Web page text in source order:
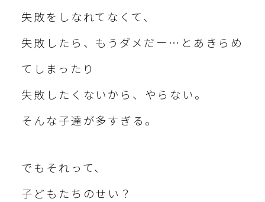
失敗をしなれてなくて、
失敗したら、もうダメだー…とあきらめ
てしまったり
失敗したくないから、やらない。
そんな子達が多すぎる。
でもそれって、
子どもたちのせい？